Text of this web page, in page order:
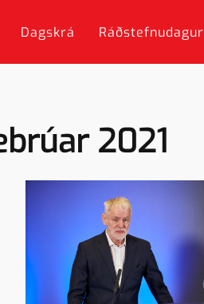
Dagskrá Ráðstefnudagur
2021